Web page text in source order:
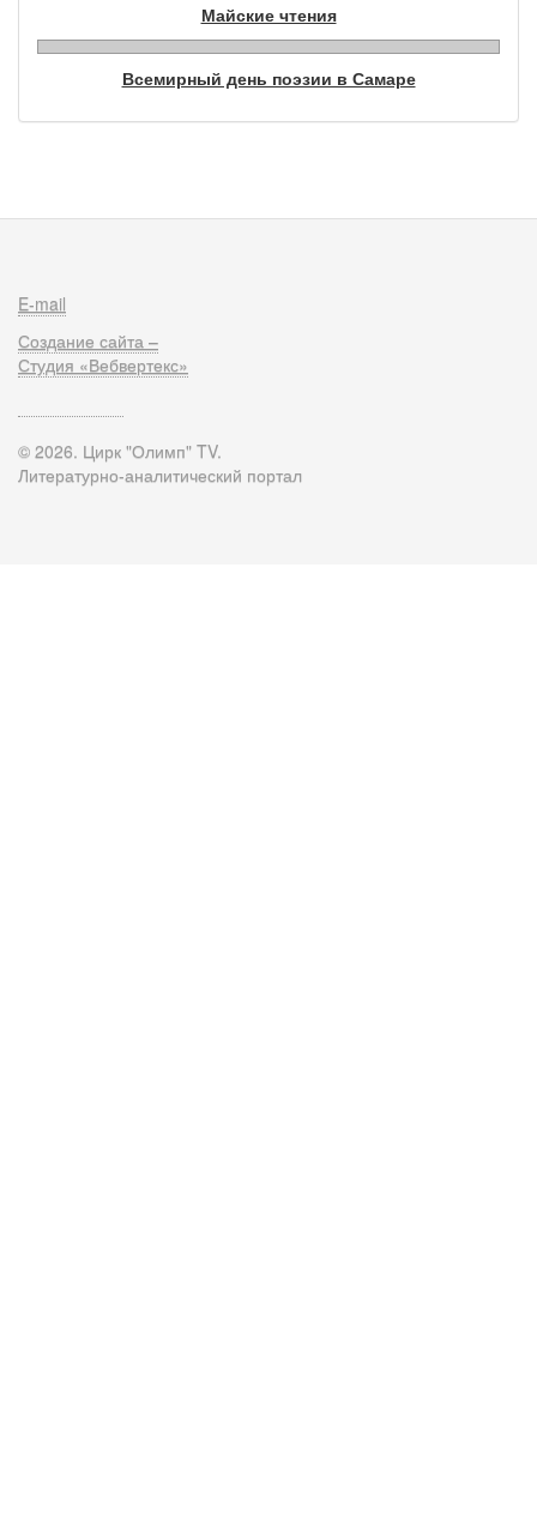
Майские чтения
Всемирный день поэзии в Самаре
E-mail
Создание сайта –
Студия «Вебвертекс»
© 2026. Цирк "Олимп" TV.
Литературно-аналитический портал